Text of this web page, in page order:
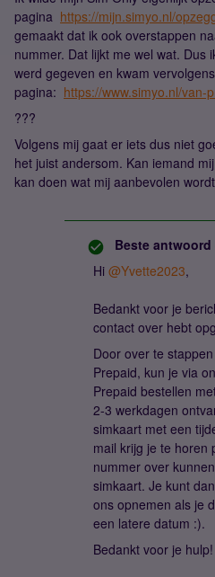
pagina https://mijn.simyo.nl/
gemaakt dat ik ook overstappen
nummer. Dat lijkt me wel wat. Dus
werd gegeven en kwam
pagina: https://www.simyo.nl/van-
???
Volgens mij gaat er iets dus niet
het juist andersom. Kan iemand
kan doen wat mij aanbevolen
Beste
Hi @Yvette2023,
Bedankt voor je
contact over hebt
Door over te
Prepaid, kun je via
Prepaid bestellen
2-3 werkdagen
simkaart met een
mail krijg je te horen
nummer over
simkaart. Je kunt
ons opnemen als je
een latere datum :).
Bedankt voor je hulp!